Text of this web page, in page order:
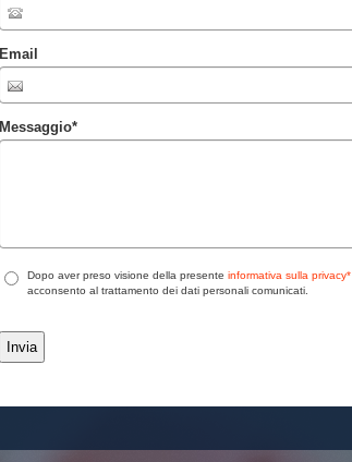
Email
Messaggio*
Dopo aver preso visione della presente informativa sulla privacy*
acconsento al trattamento dei dati personali comunicati.